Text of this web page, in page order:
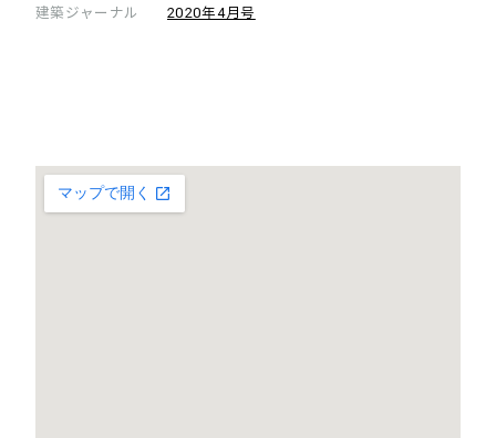
建築ジャーナル
2020年4月号